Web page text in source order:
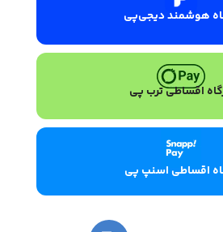
هوشمند دیجی‌پی
اقساطی ترب پی
اقساطی اسنپ پی